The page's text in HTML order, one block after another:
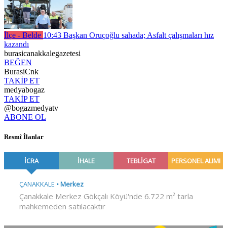
İlçe - Belde 10:43 Başkan Oruçoğlu sahada; Asfalt çalışmaları hız
kazandı
burasicanakkalegazetesi
BEĞEN
BurasiCnk
TAKİP ET
medyabogaz
TAKİP ET
@bogazmedyatv
ABONE OL
Resmî İlanlar